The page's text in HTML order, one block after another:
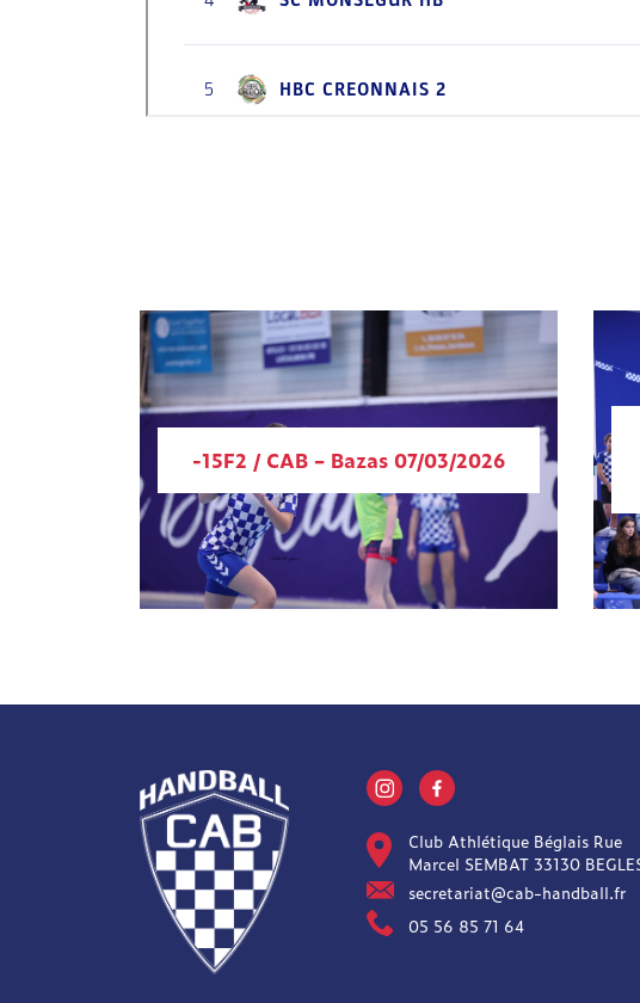
-15F2 / CAB – Bazas 07/03/2026
Club Athlétique Béglais Rue
Marcel SEMBAT 33130
secretariat@cab-handball.fr
05 56 85 71 64